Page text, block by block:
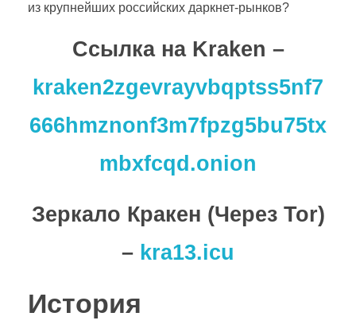
из крупнейших российских даркнет-рынков?
Cсылка на Kraken –
kraken2zgevrayvbqptss5nf7
666hmznonf3m7fpzg5bu75tx
mbxfcqd.onion
Зеркало Кракен (Через Tor)
– kra13.icu
История